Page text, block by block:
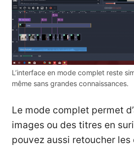
L’interface en mode complet reste
même sans grandes connaissances.
Le mode complet permet
images ou des titres en
pouvez aussi retoucher